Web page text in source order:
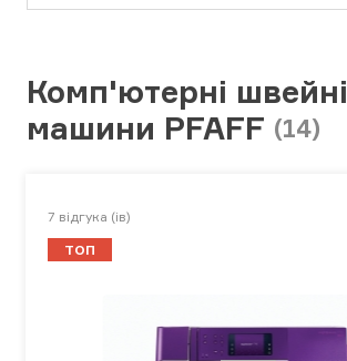
Комп'ютерні швейні
машини PFAFF (14)
7 відгука (ів)
ТОП